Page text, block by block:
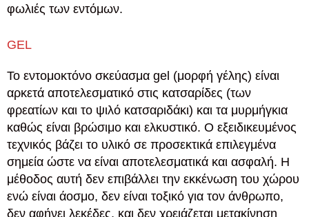
φωλιές των εντόμων.
GEL
Το εντομοκτόνο σκεύασμα gel (μορφή γέλης) είναι
αρκετά αποτελεσματικό στις κατσαρίδες (των
φρεατίων και το ψιλό κατσαριδάκι) και τα μυρμήγκια
καθώς είναι βρώσιμο και ελκυστικό. Ο εξειδικευμένος
τεχνικός βάζει το υλικό σε προσεκτικά επιλεγμένα
σημεία ώστε να είναι αποτελεσματικά και ασφαλή. Η
μέθοδος αυτή δεν επιβάλλει την εκκένωση του χώρου
ενώ είναι άοσμο, δεν είναι τοξικό για τον άνθρωπο,
δεν αφήνει λεκέδες, και δεν χρειάζεται μετακίνηση